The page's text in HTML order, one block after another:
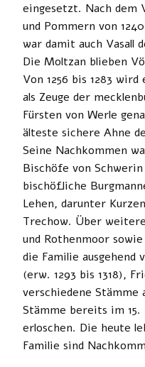
eingesetzt. Nach dem
und Pommern von
war damit auch Vasall
Die Moltzan blieben
Von 1256 bis 1283 wird
als Zeuge der
Fürsten von Werle
älteste sichere Ahne
Seine Nachkommen
Bischöfe von
bischöfliche
Lehen, darunter
Trechow. Über
und Rothenmoor
die Familie ausgehend
(erw. 1293 bis 1318),
verschiedene Stämme
Stämme bereits im
erloschen. Die heute
Familie sind